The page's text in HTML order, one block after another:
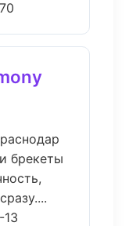
брекеты